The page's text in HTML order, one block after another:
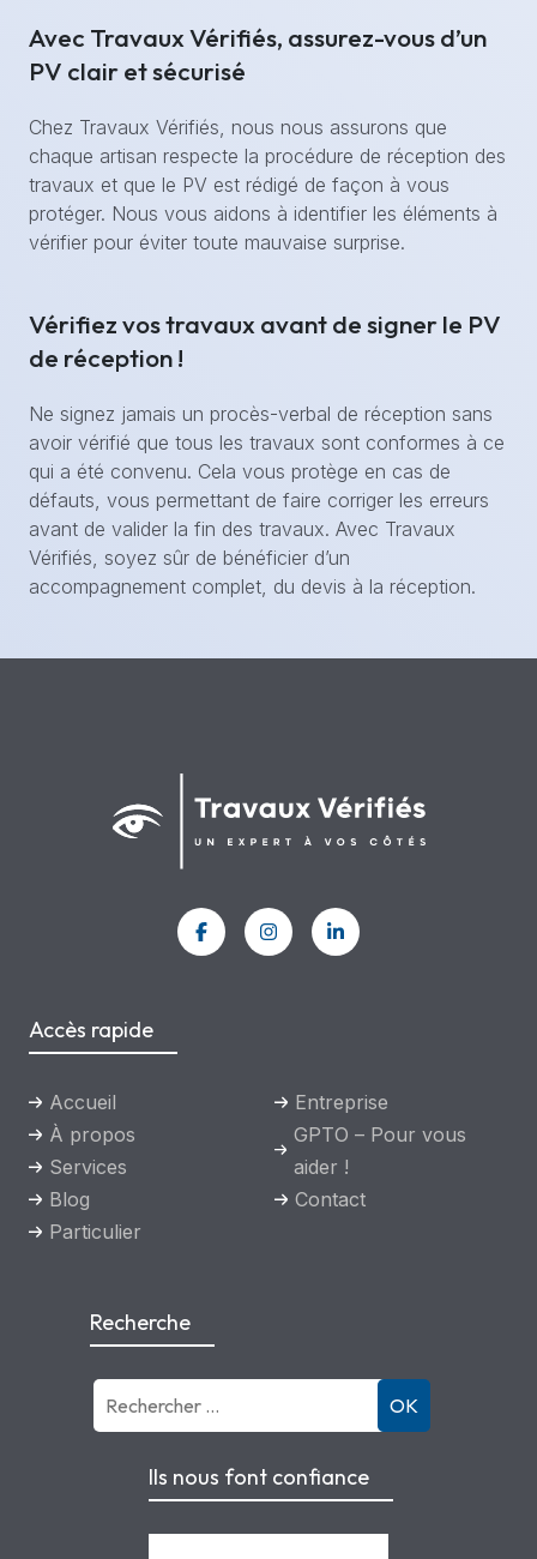
Avec Travaux Vérifiés, assurez-vous d’un
PV clair et sécurisé
Chez Travaux Vérifiés, nous nous assurons que
chaque artisan respecte la procédure de réception des
travaux et que le PV est rédigé de façon à vous
protéger. Nous vous aidons à identifier les éléments à
vérifier pour éviter toute mauvaise surprise.
Vérifiez vos travaux avant de signer le PV
de réception !
Ne signez jamais un procès-verbal de réception sans
avoir vérifié que tous les travaux sont conformes à ce
qui a été convenu. Cela vous protège en cas de
défauts, vous permettant de faire corriger les erreurs
avant de valider la fin des travaux. Avec Travaux
Vérifiés, soyez sûr de bénéficier d’un
accompagnement complet, du devis à la réception.
Accès rapide
Accueil
À propos
Services
Blog
Particulier
Entreprise
GPTO – Pour vous
aider !
Contact
Recherche
OK
Ils nous font confiance